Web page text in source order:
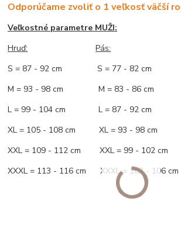
Odporúčame zvoliť o 1 veľkosť väčší
Veľkostné parametre MUŽI:
Hruď:
Pás:
S = 87 - 92 cm S = 77 - 82 cm
M = 93 - 98 cm M = 83 - 86 cm
L = 99 - 104 cm L = 87 - 92 cm
XL = 105 - 108 cm XL = 93 - 98 cm
XXL = 109 - 112 cm XXL = 99 - 102 cm
XXXL = 113 - 116 cm XXXL = 103 - 106 cm